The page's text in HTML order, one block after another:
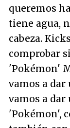
queremos
tiene agua,
cabeza.
comprobar
'Pokémon'
vamos a
vamos a dar
'Pokémon',